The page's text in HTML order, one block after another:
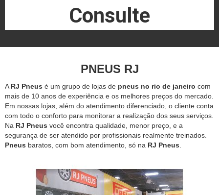
Consulte
PNEUS RJ
A RJ Pneus é um grupo de lojas de pneus no rio de janeiro com
mais de 10 anos de experiência e os melhores preços do mercado.
Em nossas lojas, além do atendimento diferenciado, o cliente conta
com todo o conforto para monitorar a realização dos seus serviços.
Na RJ Pneus você encontra qualidade, menor preço, e a
segurança de ser atendido por profissionais realmente treinados.
Pneus baratos, com bom atendimento, só na RJ Pneus